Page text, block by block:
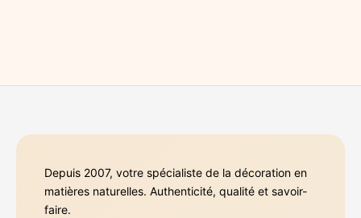
Depuis 2007, votre spécialiste de la décoration en
matières naturelles. Authenticité, qualité et savoir-
faire.